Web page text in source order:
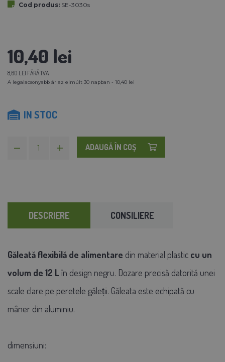
Cod produs: SE-3030s
10,40 lei
8,60 LEI FĂRĂ TVA
A legalacsonyabb ár az elmúlt 30 napban - 10,40 lei
IN STOC
ADAUGĂ ÎN COŞ
DESCRIERE CONSILIERE
Găleată flexibilă de alimentare din material plastic cu un
volum de 12 Lîn design negru. Dozare precisă datorită unei
scale clare pe peretele găleții. Găleata este echipată cu
mâner din aluminiu.
dimensiuni: